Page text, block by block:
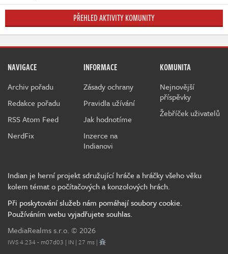
PŘEHLED AKTIVITY KOMUNITY
NAVIGACE
Archiv pořadu
Redakce pořadu
RSS Atom Feed
NerdFix
INFORMACE
Zásady ochrany
Pravidla užívání
Jak hodnotíme
Inzerce na
Indianovi
KOMUNITA
Nejnovější
příspěvky
Žebříček uživatelů
Indian je herní projekt sdružující hráče a hráčky všeho věku
kolem témat o počítačových a konzolových hrách.
Při poskytování služeb nám pomáhají soubory cookie.
Používáním webu vyjadřujete souhlas.
MediaRealms s.r.o. © 2026
IWS 4.234 - m07d03 | IN | 27 ms |